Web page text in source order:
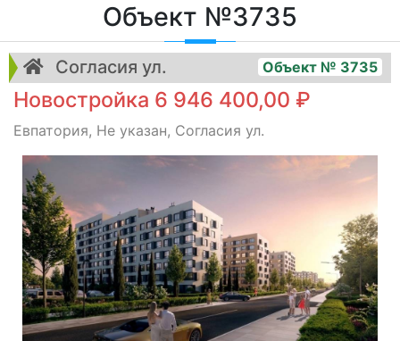
Объект №3735
Согласия ул. Объект № 3735
Новостройка 6 946 400,00 ₽
Евпатория, Не указан, Согласия ул.